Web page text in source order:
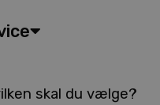
skal du vælge?